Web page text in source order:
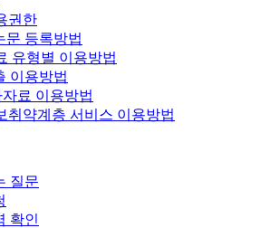
권한
문 등록방법
유형별 이용방법
이용방법
료 이용방법
취약계층 서비스 이용방법
질문
확인